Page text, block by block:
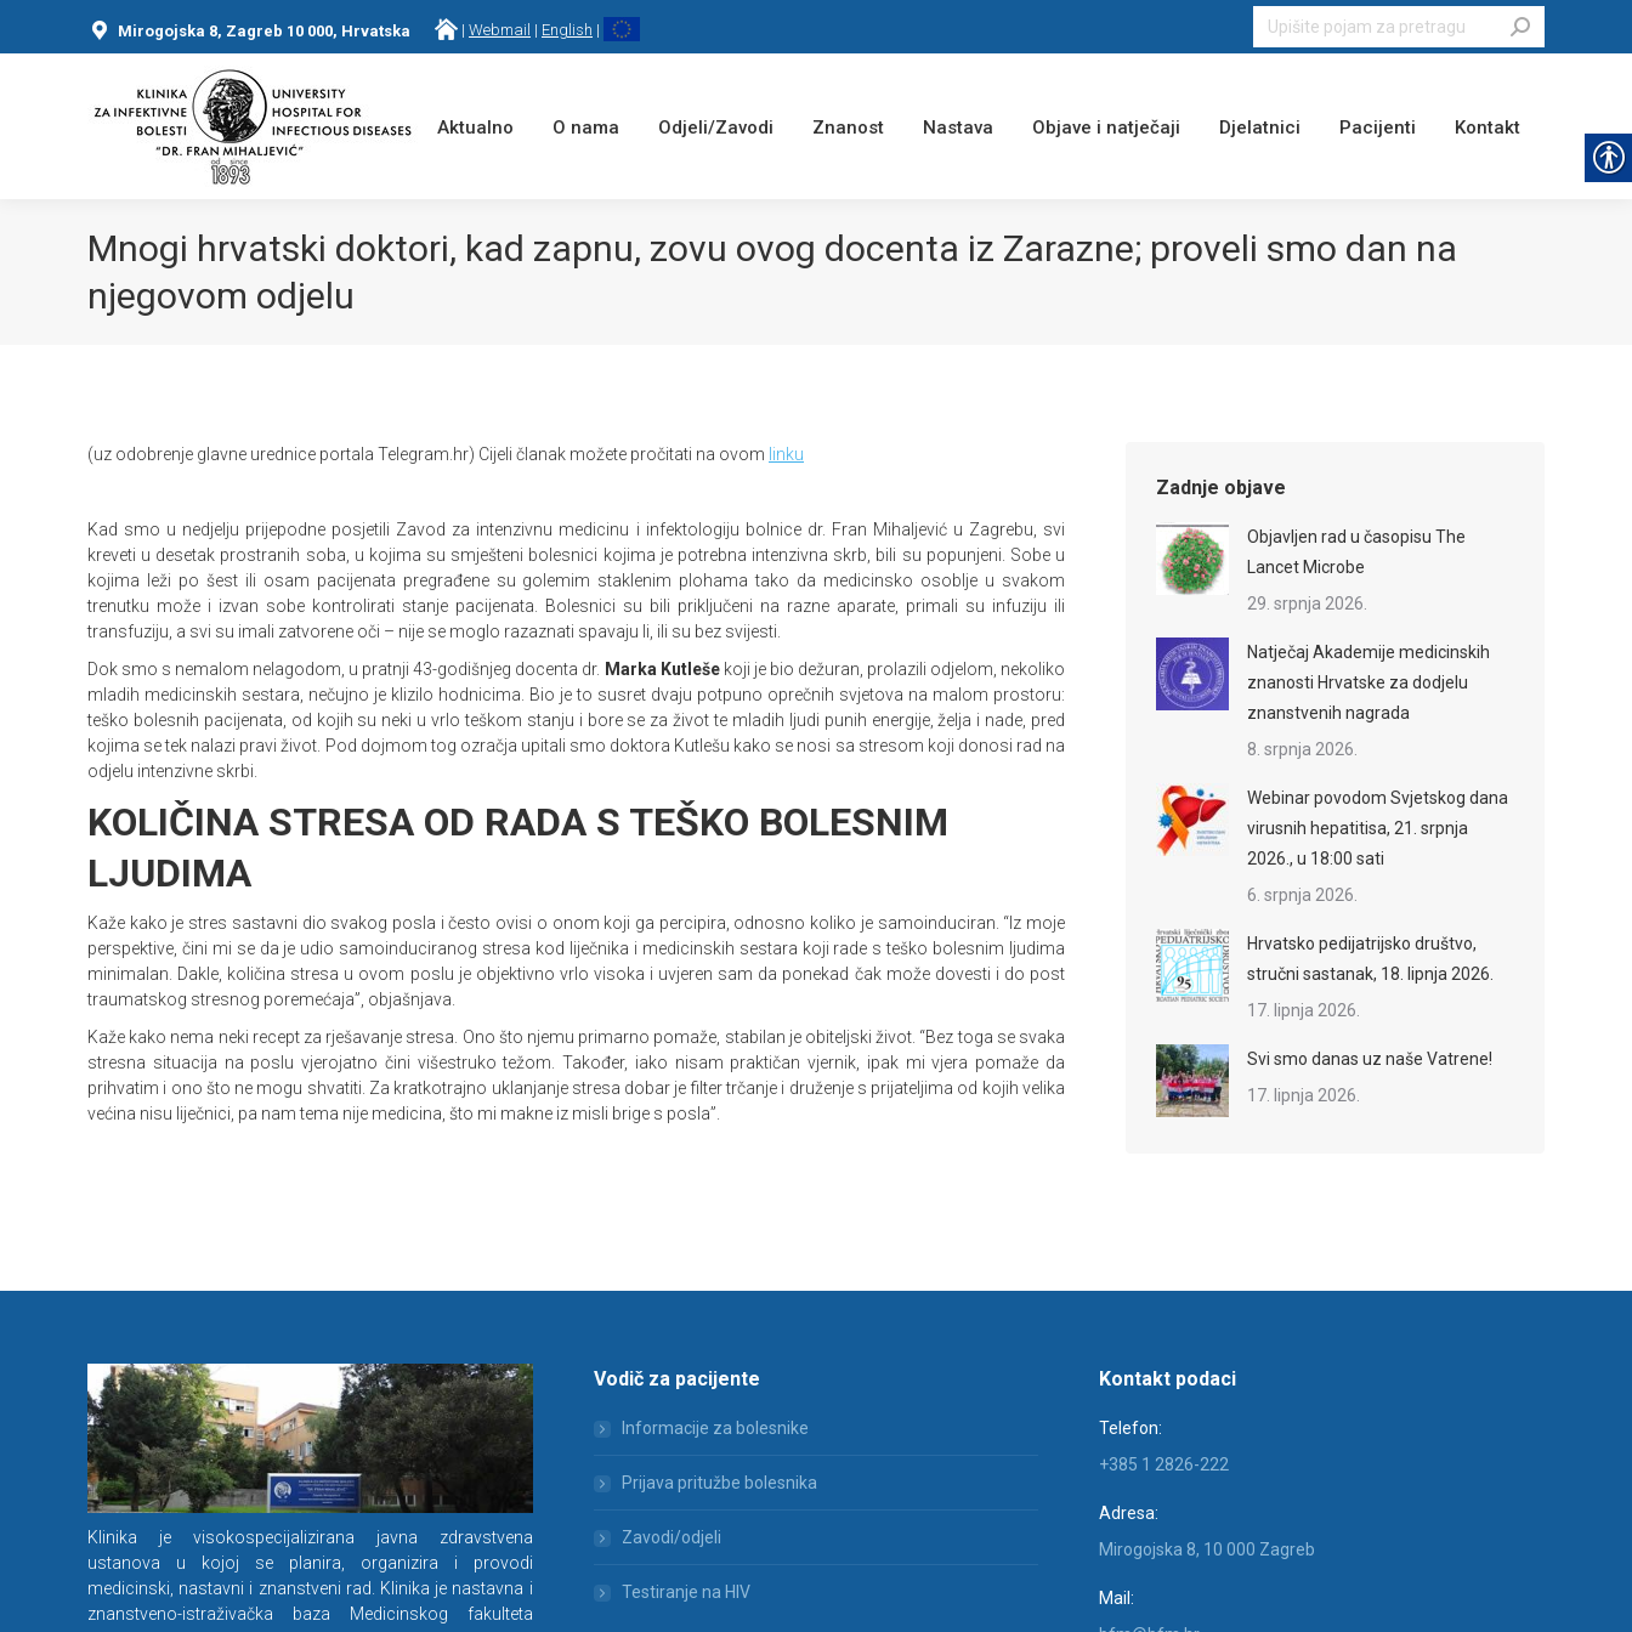
Mirogojska 8, Zagreb 10 000, Hrvatska | Webmail | English |
Search:
Aktualno O nama Odjeli/Zavodi Znanost Nastava Objave i natječaji Djelatnici Pacijenti Kontakt
Mnogi hrvatski doktori, kad zapnu, zovu ovog docenta iz Zarazne; proveli smo dan na
njegovom odjelu
(uz odobrenje glavne urednice portala Telegram.hr) Cijeli članak možete pročitati na ovom linku
Kad smo u nedjelju prijepodne posjetili Zavod za intenzivnu medicinu i infektologiju bolnice dr. Fran Mihaljević u Zagrebu, svi
kreveti u desetak prostranih soba, u kojima su smješteni bolesnici kojima je potrebna intenzivna skrb, bili su popunjeni. Sobe u
kojima leži po šest ili osam pacijenata pregrađene su golemim staklenim plohama tako da medicinsko osoblje u svakom
trenutku može i izvan sobe kontrolirati stanje pacijenata. Bolesnici su bili priključeni na razne aparate, primali su infuziju ili
transfuziju, a svi su imali zatvorene oči – nije se moglo razaznati spavaju li, ili su bez svijesti.
Dok smo s nemalom nelagodom, u pratnji 43-godišnjeg docenta dr. Marka Kutlešekoji je bio dežuran, prolazili odjelom, nekoliko
mladih medicinskih sestara, nečujno je klizilo hodnicima. Bio je to susret dvaju potpuno oprečnih svjetova na malom prostoru:
teško bolesnih pacijenata, od kojih su neki u vrlo teškom stanju i bore se za život te mladih ljudi punih energije, želja i nade, pred
kojima se tek nalazi pravi život. Pod dojmom tog ozračja upitali smo doktora Kutlešu kako se nosi sa stresom koji donosi rad na
odjelu intenzivne skrbi.
KOLIČINA STRESA OD RADA S TEŠKO BOLESNIM
LJUDIMA
Kaže kako je stres sastavni dio svakog posla i često ovisi o onom koji ga percipira, odnosno koliko je samoinduciran. “Iz moje
perspektive, čini mi se da je udio samoinduciranog stresa kod liječnika i medicinskih sestara koji rade s teško bolesnim ljudima
minimalan. Dakle, količina stresa u ovom poslu je objektivno vrlo visoka i uvjeren sam da ponekad čak može dovesti i do post
traumatskog stresnog poremećaja”, objašnjava.
Kaže kako nema neki recept za rješavanje stresa. Ono što njemu primarno pomaže, stabilan je obiteljski život. “Bez toga se svaka
stresna situacija na poslu vjerojatno čini višestruko težom. Također, iako nisam praktičan vjernik, ipak mi vjera pomaže da
prihvatim i ono što ne mogu shvatiti. Za kratkotrajno uklanjanje stresa dobar je filter trčanje i druženje s prijateljima od kojih velika
većina nisu liječnici, pa nam tema nije medicina, što mi makne iz misli brige s posla”.
Zadnje objave
Objavljen rad u časopisu The
Lancet Microbe
29. srpnja 2026.
Natječaj Akademije medicinskih
znanosti Hrvatske za dodjelu
znanstvenih nagrada
8. srpnja 2026.
Webinar povodom Svjetskog dana
virusnih hepatitisa, 21. srpnja
2026., u 18:00 sati
6. srpnja 2026.
Hrvatsko pedijatrijsko društvo,
stručni sastanak, 18. lipnja 2026.
17. lipnja 2026.
Svi smo danas uz naše Vatrene!
17. lipnja 2026.
Klinika je visokospecijalizirana javna zdravstvena
ustanova u kojoj se planira, organizira i provodi
medicinski, nastavni i znanstveni rad. Klinika je nastavna i
znanstveno-istraživačka baza Medicinskog fakulteta
Vodič za pacijente
Informacije za bolesnike
Prijava pritužbe bolesnika
Zavodi/odjeli
Testiranje na HIV
Kontakt podaci
Telefon:
+385 1 2826-222
Adresa:
Mirogojska 8, 10 000 Zagreb
Mail: